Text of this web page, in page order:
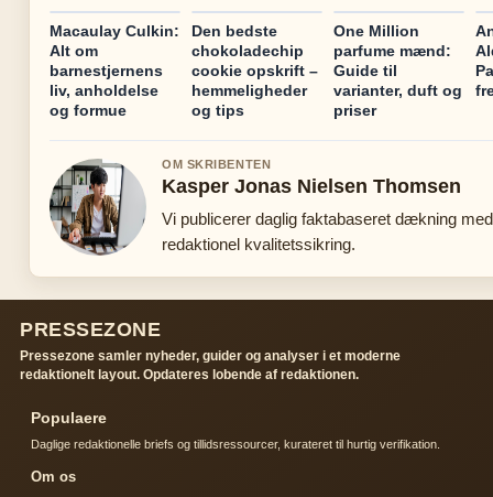
Macaulay Culkin:
Alt om
barnestjernens
liv, anholdelse
og formue
Den bedste
chokoladechip
cookie opskrift –
hemmeligheder
og tips
One Million
parfume mænd:
Guide til
varianter, duft og
priser
OM SKRIBENTEN
Kasper Jonas Nielsen Thomsen
Vi publicerer daglig faktabaseret dækning
redaktionel kvalitetssikring.
PRESSEZONE
Pressezone samler nyheder, guider og analyser i et moderne
redaktionelt layout. Opdateres lobende af redaktionen.
Populaere
Daglige redaktionelle briefs og tillidsressourcer, kurateret til hurtig verifikation.
Om os